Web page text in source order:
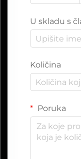
U skladu s
Količina
Poruka